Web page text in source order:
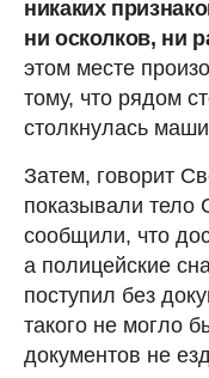
никаких
ни осколков, ни
этом месте
тому, что рядом
столкнулась
Затем, говорит
показывали тело
сообщили, что
а полицейские
поступил без
такого не могло
документов не